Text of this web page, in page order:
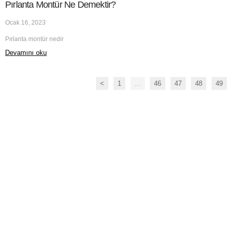
Pırlanta Montür Ne Demektir?
Ocak 16, 2023
Pırlanta montür nedir
Devamını oku
< 1 46 47 48 49